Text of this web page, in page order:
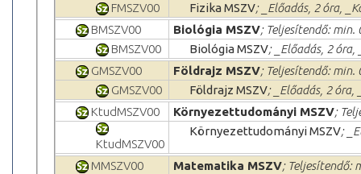
FMSZV00
Fizika MSZV; _Előadás, 2 óra,
BMSZV00
Biológia MSZV; Teljesítendő: min.
BMSZV00
Biológia MSZV; _Előadás, 2
GMSZV00
Földrajz MSZV; Teljesítendő: min.
GMSZV00
Földrajz MSZV; _Előadás, 2
KtudMSZV00
Környezettudományi MSZV;
KtudMSZV00
Környezettudományi MSZV;
MMSZV00 Matematika MSZV; Teljesítendő: